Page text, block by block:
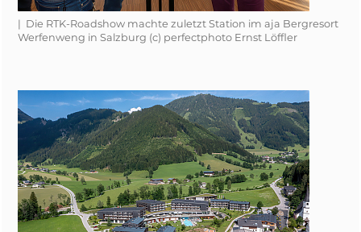
| Die RTK-Roadshow machte zuletzt Station im aja Bergresort
Werfenweng in Salzburg (c) perfectphoto Ernst Löffler